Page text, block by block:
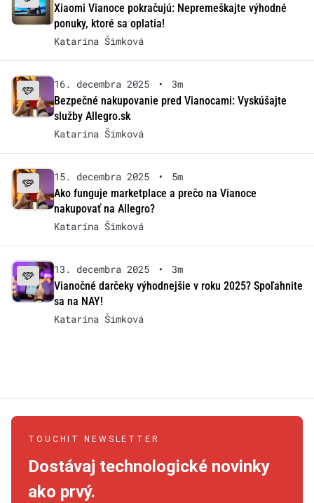
Xiaomi Vianoce pokračujú: Nepremeškajte výhodné
ponuky, ktoré sa oplatia!
Katarína Šimková
16. decembra 2025 •
3m
Bezpečné nakupovanie pred Vianocami: Vyskúšajte
služby Allegro.sk
Katarína Šimková
15. decembra 2025 •
5m
Ako funguje marketplace a prečo na Vianoce
nakupovať na Allegro?
Katarína Šimková
13. decembra 2025 •
3m
Vianočné darčeky výhodnejšie v roku 2025? Spoľahnite
sa na NAY!
Katarína Šimková
TOUCHIT NEWSLETTER
Dostávaj technologické novinky
ako prvý.